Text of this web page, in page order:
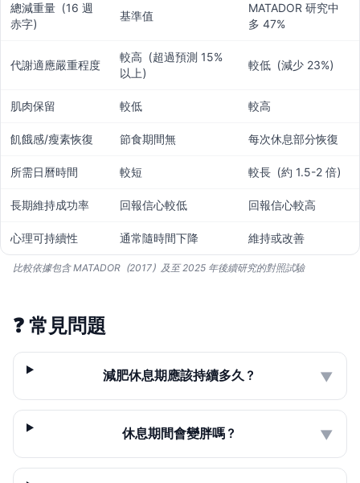
總減重量（16 週
赤字）
基準值
MATADOR 研究中
多 47%
代謝適應嚴重程度
較高（超過預測 15%
以上）
較低（減少 23%）
肌肉保留 較低 較高
飢餓感/瘦素恢復 節食期間無 每次休息部分恢復
所需日曆時間 較短 較長（約 1.5-2 倍）
長期維持成功率 回報信心較低 回報信心較高
心理可持續性 通常隨時間下降 維持或改善
比較依據包含 MATADOR（2017）及至 2025 年後續研究的對照試驗
❓ 常見問題
減肥休息期應該持續多久？ ▼
休息期間會變胖嗎？ ▼